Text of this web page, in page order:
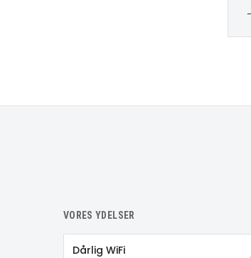
VORES YDELSER
Dårlig WiFi